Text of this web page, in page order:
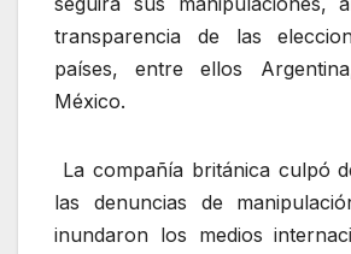
transparencia de las
países, entre ellos
México.
La compañía británica culpó
las denuncias de
inundaron los medios